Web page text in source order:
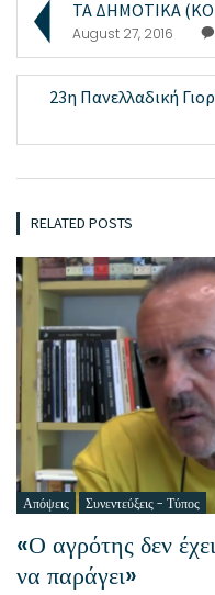
August 27, 2016
RELATED POSTS
Απόψεις Συνεντεύξεις - Τύπος
«Ο αγρότης δεν
να παράγει»